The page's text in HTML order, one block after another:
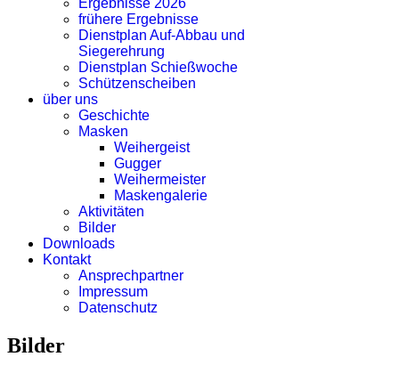
Ergebnisse 2026
frühere Ergebnisse
Dienstplan Auf-Abbau und
Siegerehrung
Dienstplan Schießwoche
Schützenscheiben
über uns
Geschichte
Masken
Weihergeist
Gugger
Weihermeister
Maskengalerie
Aktivitäten
Bilder
Downloads
Kontakt
Ansprechpartner
Impressum
Datenschutz
Bilder